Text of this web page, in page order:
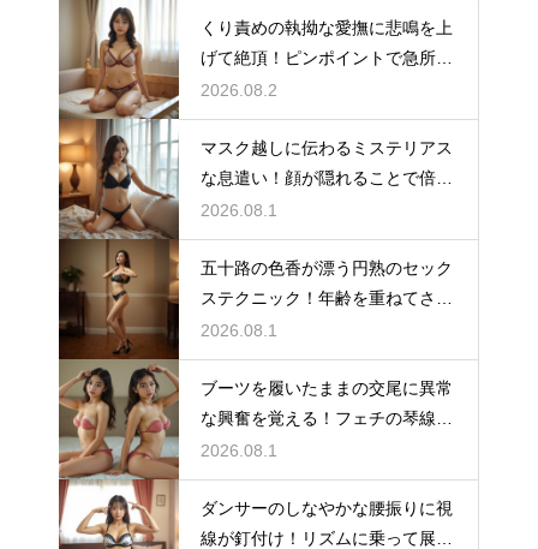
くり責めの執拗な愛撫に悲鳴を上
げて絶頂！ピンポイントで急所を
狙うマニアックなAV
2026.08.2
マスク越しに伝わるミステリアス
な息遣い！顔が隠れることで倍増
する背徳のAV
2026.08.1
五十路の色香が漂う円熟のセック
ステクニック！年齢を重ねてさら
に輝きを増す極上AV
2026.08.1
ブーツを履いたままの交尾に異常
な興奮を覚える！フェチの琴線に
触れる至高のAV動画
2026.08.1
ダンサーのしなやかな腰振りに視
線が釘付け！リズムに乗って展開